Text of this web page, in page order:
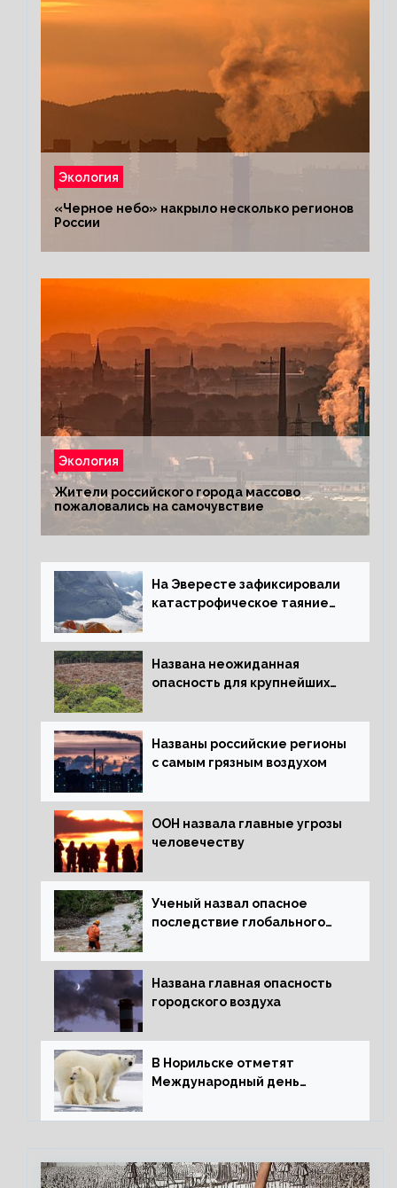
Экология
«Черное небо» накрыло несколько регионов
России
Экология
Жители российского города массово
пожаловались на самочувствие
На Эвересте зафиксировали
катастрофическое таяние
Названа неожиданная
опасность для крупнейших
Названы российские регионы
с самым грязным воздухом
ООН назвала главные угрозы
человечеству
Ученый назвал опасное
последствие глобального
Названа главная опасность
городского воздуха
В Норильске отметят
Международный день